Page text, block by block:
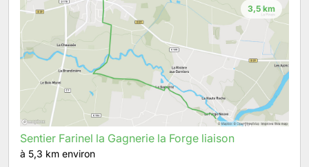
3,5 km
Sentier Farinel la Gagnerie la Forge liaison
à 5,3 km environ